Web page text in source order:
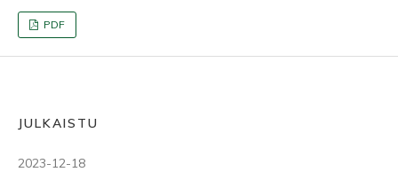
PDF
JULKAISTU
2023-12-18